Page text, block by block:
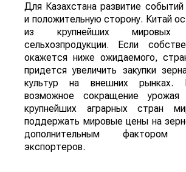
Для Казахстана развитие
и положительную сторону. Китай
из крупнейших мировых
сельхозпродукции. Если
окажется ниже ожидаемого,
придется увеличить закупки
культур на внешних рынках.
возможное сокращение
крупнейших аграрных стран
поддержать мировые цены на
дополнительным
экспортеров.